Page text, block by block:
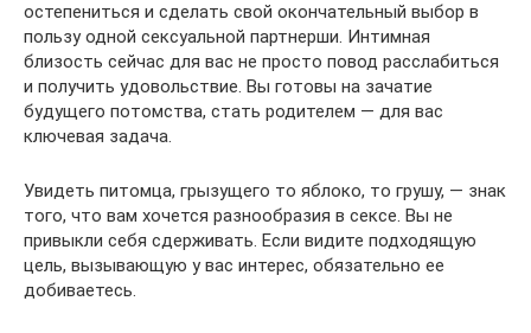
остепениться и сделать свой окончательный выбор в
пользу одной сексуальной партнерши. Интимная
близость сейчас для вас не просто повод расслабиться
и получить удовольствие. Вы готовы на зачатие
будущего потомства, стать родителем — для вас
ключевая задача.
Увидеть питомца, грызущего то яблоко, то грушу, — знак
того, что вам хочется разнообразия в сексе. Вы не
привыкли себя сдерживать. Если видите подходящую
цель, вызывающую у вас интерес, обязательно ее
добиваетесь.